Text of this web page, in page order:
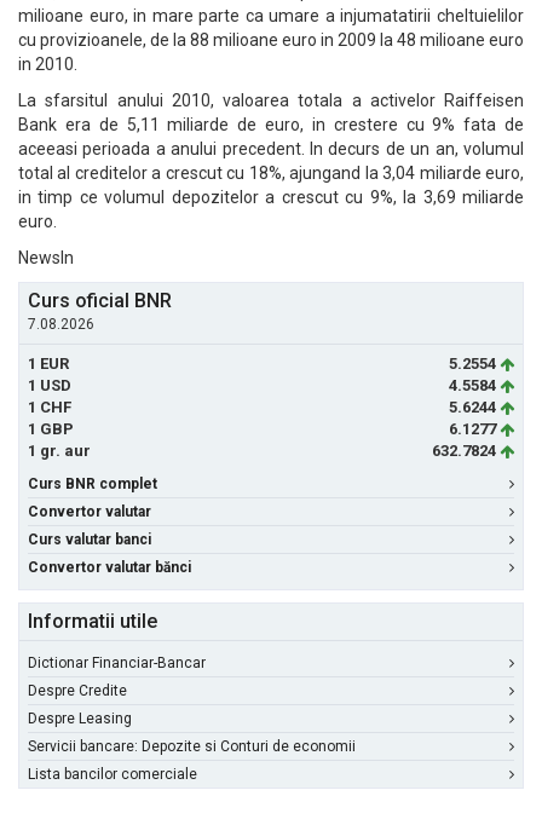
milioane euro, in mare parte ca umare a injumatatirii cheltuielilor
cu provizioanele, de la 88 milioane euro in 2009 la 48 milioane euro
in 2010.
La sfarsitul anului 2010, valoarea totala a activelor Raiffeisen
Bank era de 5,11 miliarde de euro, in crestere cu 9% fata de
aceeasi perioada a anului precedent. In decurs de un an, volumul
total al creditelor a crescut cu 18%, ajungand la 3,04 miliarde euro,
in timp ce volumul depozitelor a crescut cu 9%, la 3,69 miliarde
euro.
NewsIn
Curs oficial BNR
7.08.2026
1 EUR
5.2554
1 USD
4.5584
1 CHF
5.6244
1 GBP
6.1277
1 gr. aur
632.7824
Curs BNR complet
Convertor valutar
Curs valutar banci
Convertor valutar bănci
Informatii utile
Dictionar Financiar-Bancar
Despre Credite
Despre Leasing
Servicii bancare: Depozite si Conturi de economii
Lista bancilor comerciale